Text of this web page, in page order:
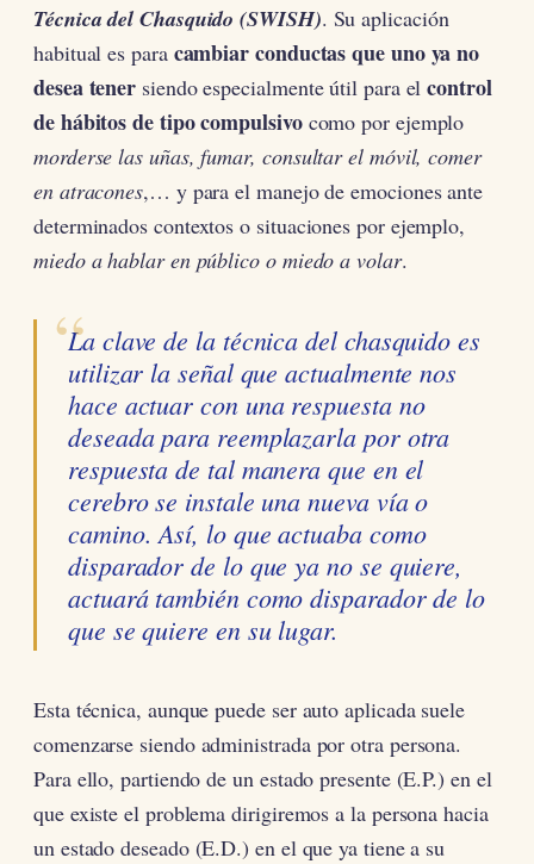
Técnica del Chasquido (SWISH). Su aplicación
habitual es para cambiar conductas que uno ya no
desea tener siendo especialmente útil para elcontrol
de hábitos de tipo compulsivocomo por ejemplo
morderse las uñas, fumar, consultar el móvil, comer
en atracones,… y para el manejo de emociones ante
determinados contextos o situaciones por ejemplo,
miedo a hablar en público o miedo a volar.
La clave de la técnica del chasquido es
utilizar la señal que actualmente nos
hace actuar con una respuesta no
deseada para reemplazarla por otra
respuesta de tal manera que en el
cerebro se instale una nueva vía o
camino. Así, lo que actuaba como
disparador de lo que ya no se quiere,
actuará también como disparador de lo
que se quiere en su lugar.
Esta técnica, aunque puede ser auto aplicada suele
comenzarse siendo administrada por otra persona.
Para ello, partiendo de un estado presente (E.P.) en el
que existe el problema dirigiremos a la persona hacia
un estado deseado (E.D.) en el que ya tiene a su